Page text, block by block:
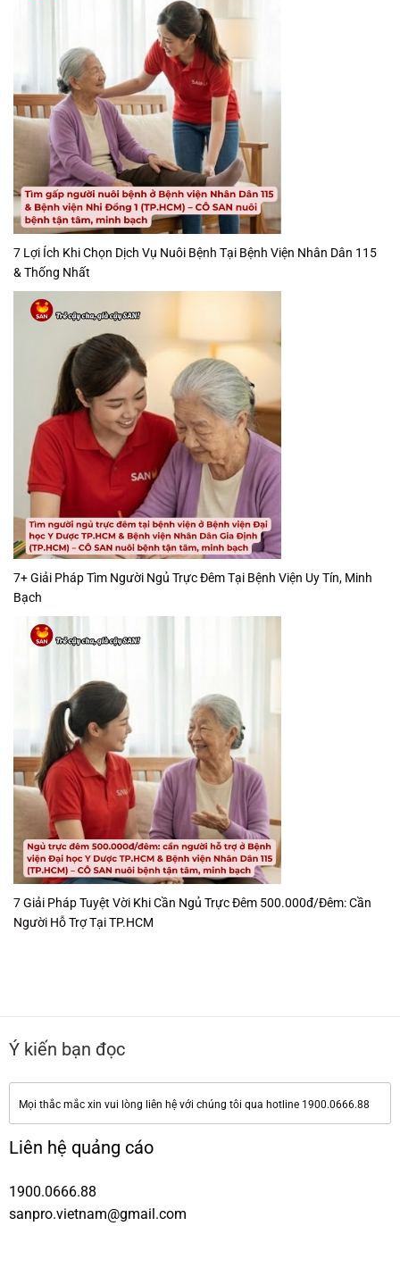
7 Lợi Ích Khi Chọn Dịch Vụ Nuôi Bệnh Tại Bệnh Viện Nhân Dân 115
& Thống Nhất
7+ Giải Pháp Tìm Người Ngủ Trực Đêm Tại Bệnh Viện Uy Tín, Minh
Bạch
7 Giải Pháp Tuyệt Vời Khi Cần Ngủ Trực Đêm 500.000đ/Đêm: Cần
Người Hỗ Trợ Tại TP.HCM
Ý kiến bạn đọc
Mọi thắc mắc xin vui lòng liên hệ với chúng tôi qua hotline 1900.0666.88
Liên hệ quảng cáo
1900.0666.88
sanpro.vietnam@gmail.com